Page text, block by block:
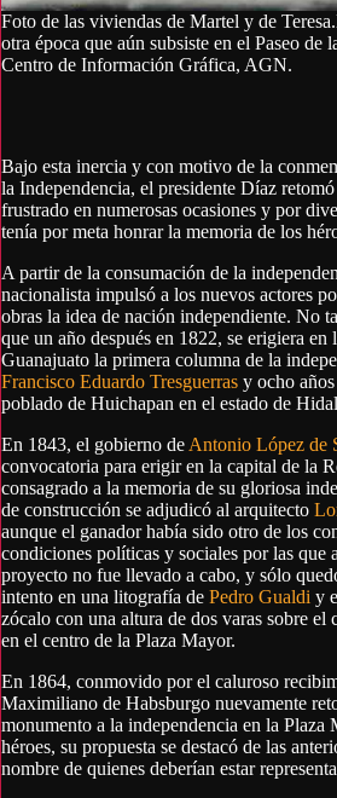
Foto de las viviendas de Martel y de
otra época que aún subsiste en el Paseo de
Centro de Información Gráfica, AGN.
Bajo esta inercia y con motivo de la
la Independencia, el presidente Díaz
frustrado en numerosas ocasiones y por
tenía por meta honrar la memoria de los
A partir de la consumación de la
nacionalista impulsó a los nuevos actores
obras la idea de nación independiente. No
que un año después en 1822, se erigiera en
Guanajuato la primera columna de la
Francisco Eduardo Tresguerras y ocho
poblado de Huichapan en el estado de
En 1843, el gobierno de Antonio López de
convocatoria para erigir en la capital de la
consagrado a la memoria de su gloriosa
de construcción se adjudicó al arquitecto
aunque el ganador había sido otro de los
condiciones políticas y sociales por las que
proyecto no fue llevado a cabo, y sólo
intento en una litografía de Pedro Gualdi y
zócalo con una altura de dos varas sobre el
en el centro de la Plaza Mayor.
En 1864, conmovido por el caluroso
Maximiliano de Habsburgo nuevamente
monumento a la independencia en la Plaza
héroes, su propuesta se destacó de las
nombre de quienes deberían estar